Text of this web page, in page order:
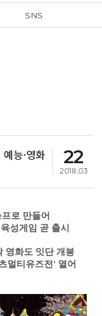
SNS
능·영화
22
2018.03
로 만들어
성게임 곧 출시
영화도 잇단 개봉
멀티유즈전' 열어